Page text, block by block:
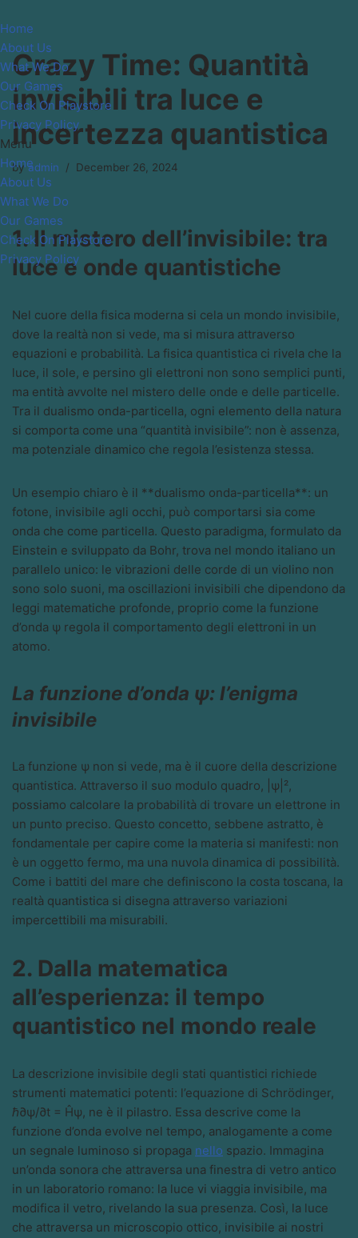
Skip
to
content
Home
About Us
What We Do
Our Games
Check On Playstore
Privacy Policy
Menu
Home
About Us
What We Do
Our Games
Check On Playstore
Privacy Policy
Crazy Time: Quantità
invisibili tra luce e
incertezza quantistica
byadmin December 26, 2024
1. Il mistero dell’invisibile: tra
luce e onde quantistiche
Nel cuore della fisica moderna si cela un mondo invisibile,
dove la realtà non si vede, ma si misura attraverso
equazioni e probabilità. La fisica quantistica ci rivela che la
luce, il sole, e persino gli elettroni non sono semplici punti,
ma entità avvolte nel mistero delle onde e delle particelle.
Tra il dualismo onda-particella, ogni elemento della natura
si comporta come una “quantità invisibile”: non è assenza,
ma potenziale dinamico che regola l’esistenza stessa.
Un esempio chiaro è il **dualismo onda-particella**: un
fotone, invisibile agli occhi, può comportarsi sia come
onda che come particella. Questo paradigma, formulato da
Einstein e sviluppato da Bohr, trova nel mondo italiano un
parallelo unico: le vibrazioni delle corde di un violino non
sono solo suoni, ma oscillazioni invisibili che dipendono da
leggi matematiche profonde, proprio come la funzione
d’onda ψ regola il comportamento degli elettroni in un
atomo.
La funzione d’onda ψ: l’enigma
invisibile
La funzione ψ non si vede, ma è il cuore della descrizione
quantistica. Attraverso il suo modulo quadro, |ψ|²,
possiamo calcolare la probabilità di trovare un elettrone in
un punto preciso. Questo concetto, sebbene astratto, è
fondamentale per capire come la materia si manifesti: non
è un oggetto fermo, ma una nuvola dinamica di possibilità.
Come i battiti del mare che definiscono la costa toscana, la
realtà quantistica si disegna attraverso variazioni
impercettibili ma misurabili.
2. Dalla matematica
all’esperienza: il tempo
quantistico nel mondo reale
La descrizione invisibile degli stati quantistici richiede
strumenti matematici potenti: l’equazione di Schrödinger,
ℏ∂ψ/∂t = Ĥψ, ne è il pilastro. Essa descrive come la
funzione d’onda evolve nel tempo, analogamente a come
un segnale luminoso si propaga nello spazio. Immagina
un’onda sonora che attraversa una finestra di vetro antico
in un laboratorio romano: la luce vi viaggia invisibile, ma
modifica il vetro, rivelando la sua presenza. Così, la luce
che attraversa un microscopio ottico, invisibile ai nostri